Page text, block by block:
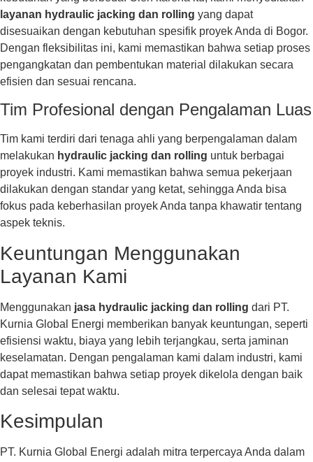
layanan hydraulic jacking dan rolling yang dapat
disesuaikan dengan kebutuhan spesifik proyek Anda di Bogor.
Dengan fleksibilitas ini, kami memastikan bahwa setiap proses
pengangkatan dan pembentukan material dilakukan secara
efisien dan sesuai rencana.
Tim Profesional dengan Pengalaman Luas
Tim kami terdiri dari tenaga ahli yang berpengalaman dalam
melakukan hydraulic jacking dan rolling untuk berbagai
proyek industri. Kami memastikan bahwa semua pekerjaan
dilakukan dengan standar yang ketat, sehingga Anda bisa
fokus pada keberhasilan proyek Anda tanpa khawatir tentang
aspek teknis.
Keuntungan Menggunakan
Layanan Kami
Menggunakan jasa hydraulic jacking dan rolling dari PT.
Kurnia Global Energi memberikan banyak keuntungan, seperti
efisiensi waktu, biaya yang lebih terjangkau, serta jaminan
keselamatan. Dengan pengalaman kami dalam industri, kami
dapat memastikan bahwa setiap proyek dikelola dengan baik
dan selesai tepat waktu.
Kesimpulan
PT. Kurnia Global Energi adalah mitra terpercaya Anda dalam